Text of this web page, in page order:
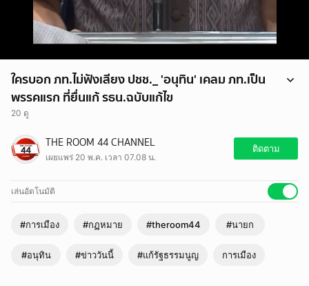
ใครบอก ภท.ไม่ฟังเสียง ปชช._ 'อนุทิน' เคลม ภท.เป็น
พรรคแรก ที่ยื่นแก้ รธน.ฉบับแก้ไข
20 ดู
ใครบอก ภท.ไม่ฟังเสียง ปชช.? 'อนุทิน' เคลม ภท.เป็นพรรคแรก ที่ยื่นแก้
รธน.ฉบับแก้ไข
#นายก #อนุทิน #แก้รัฐธรรมนูญ #กฏหมาย #ข่าววันนี้ #theroom44
THE ROOM 44 CHANNEL
เผยแพร่ 20 พ.ค. เวลา 07.08 น.
ติดตาม
เล่นอัตโนมัติ
#การเมือง #กฏหมาย #theroom44 #นายก
#อนุทิน #ข่าววันนี้ #แก้รัฐธรรมนูญ การเมือง